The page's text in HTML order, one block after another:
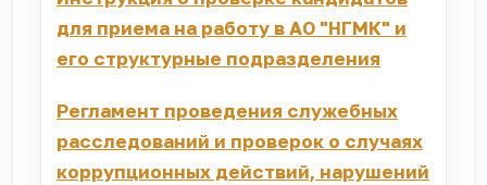
для приема на работу в АО "НГМК" и
его структурные подразделения
Регламент проведения служебных
расследований и проверок о случаях
коррупционных действий, нарушений